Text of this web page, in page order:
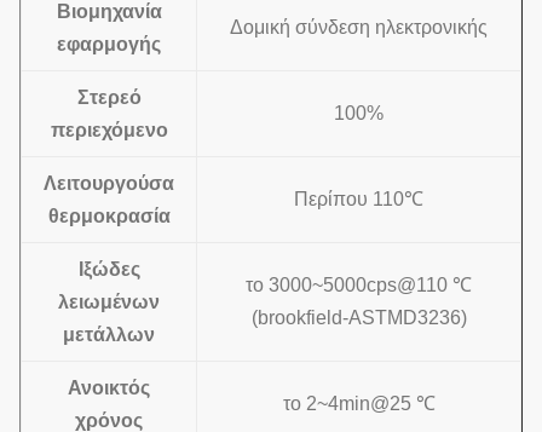
Βιομηχανία
εφαρμογής
Δομική σύνδεση ηλεκτρονικής
Στερεό
περιεχόμενο
100%
Λειτουργούσα
θερμοκρασία
Περίπου 110℃
Ιξώδες
λειωμένων
μετάλλων
το 3000~5000cps@110 ℃
(brookfield-ASTMD3236)
Ανοικτός
χρόνος
το 2~4min@25 ℃